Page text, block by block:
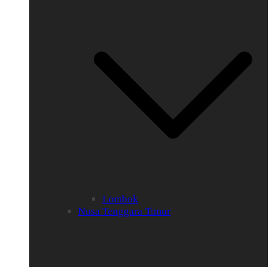
Lombok
Nusa Tenggara Timur